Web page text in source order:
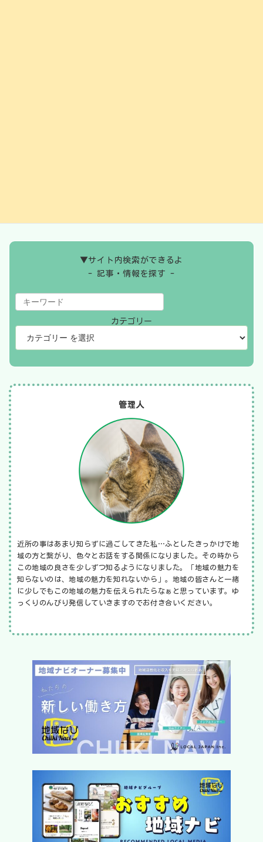
▼サイト内検索ができるよ
- 記事・情報を探す -
カテゴリー
管理人
近所の事はあまり知らずに過ごしてきた私…ふとしたきっかけで地
域の方と繋がり、色々とお話をする関係になりました。その時から
この地域の良さを少しずつ知るようになりました。「地域の魅力を
知らないのは、地域の魅力を知れないから」。地域の皆さんと一緒
に少しでもこの地域の魅力を伝えられたらなぁと思っています。ゆ
っくりのんびり発信していきますのでお付き合いください。